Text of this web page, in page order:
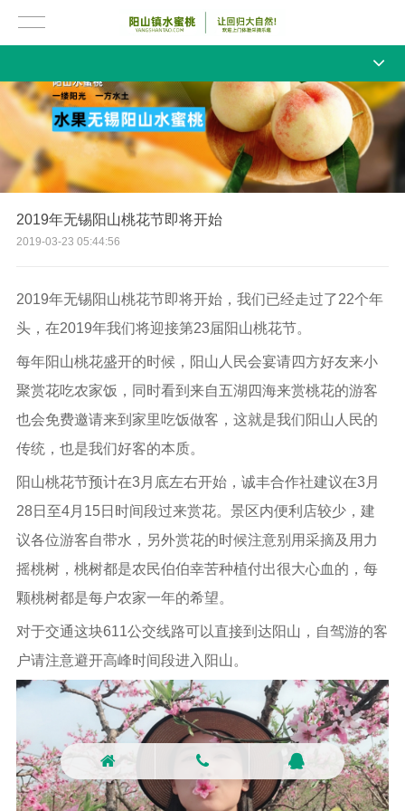
2019年无锡阳山桃花节即将开始
2019-03-23 05:44:56
2019年无锡阳山桃花节即将开始，我们已经走过了22个年
头，在2019年我们将迎接第23届阳山桃花节。
每年阳山桃花盛开的时候，阳山人民会宴请四方好友来小
聚赏花吃农家饭，同时看到来自五湖四海来赏桃花的游客
也会免费邀请来到家里吃饭做客，这就是我们阳山人民的
传统，也是我们好客的本质。
阳山桃花节预计在3月底左右开始，诚丰合作社建议在3月
28日至4月15日时间段过来赏花。景区内便利店较少，建
议各位游客自带水，另外赏花的时候注意别用采摘及用力
摇桃树，桃树都是农民伯伯幸苦种植付出很大心血的，每
颗桃树都是每户农家一年的希望。
对于交通这块611公交线路可以直接到达阳山，自驾游的客
户请注意避开高峰时间段进入阳山。